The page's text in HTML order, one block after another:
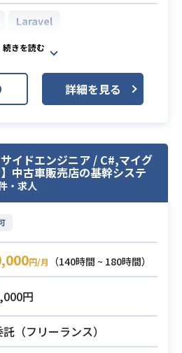
Laravel
遣・紹介会社向けの人材募集
サイト構築システム、求人
の開拓ツールのプログラミ
サイトのプログラミングをに
ただきます。
ついて
以降は、レンタルで支給いた
給するPCは Windows か M
の実務経験5年以上
での開発経験3年以上
詳細を見る
サイドエンジニア / C#,マイグ
中古車販売店の基幹システ
・求人
円/月
（140時間 ~ 180時間）
円
（フリーランス）